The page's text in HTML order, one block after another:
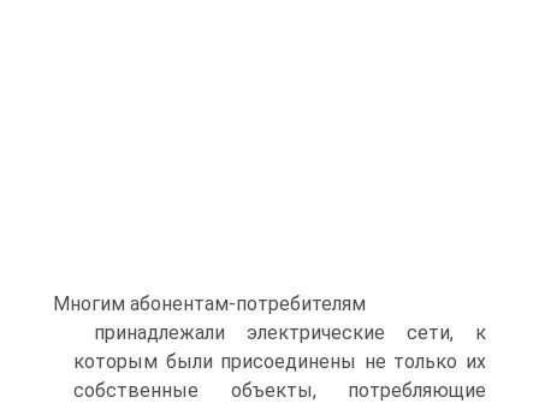
Многим абонентам-потребителям
принадлежали электрические сети, к
которым были присоединены не только их
собственные объекты, потребляющие